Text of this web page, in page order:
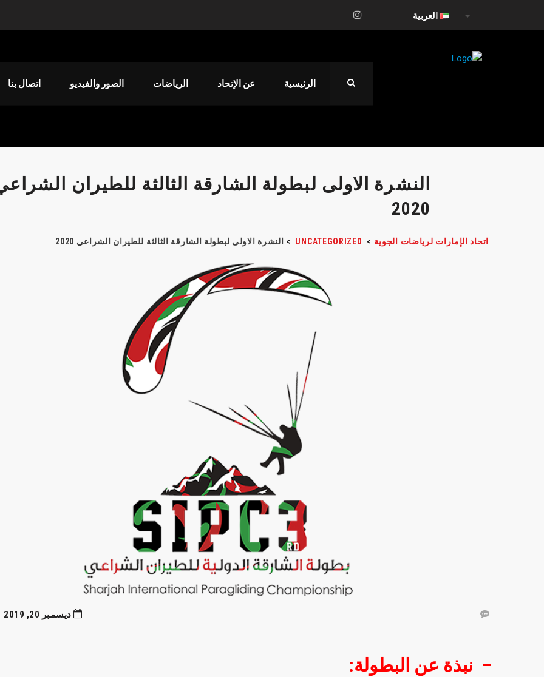
العربية
الرئيسية عن الإتحاد الرياضات الصور والفيديو اتصال بنا
النشرة الاولى لبطولة الشارقة الثالثة للطيران
2020
اتحاد الإمارات لرياضات الجوية >
UNCATEGORIZED
> النشرة الاولى لبطولة الشارقة الثالثة للطيران الشراعي 2020
ديسمبر 20, 2019
– نبذة عن البطولة: